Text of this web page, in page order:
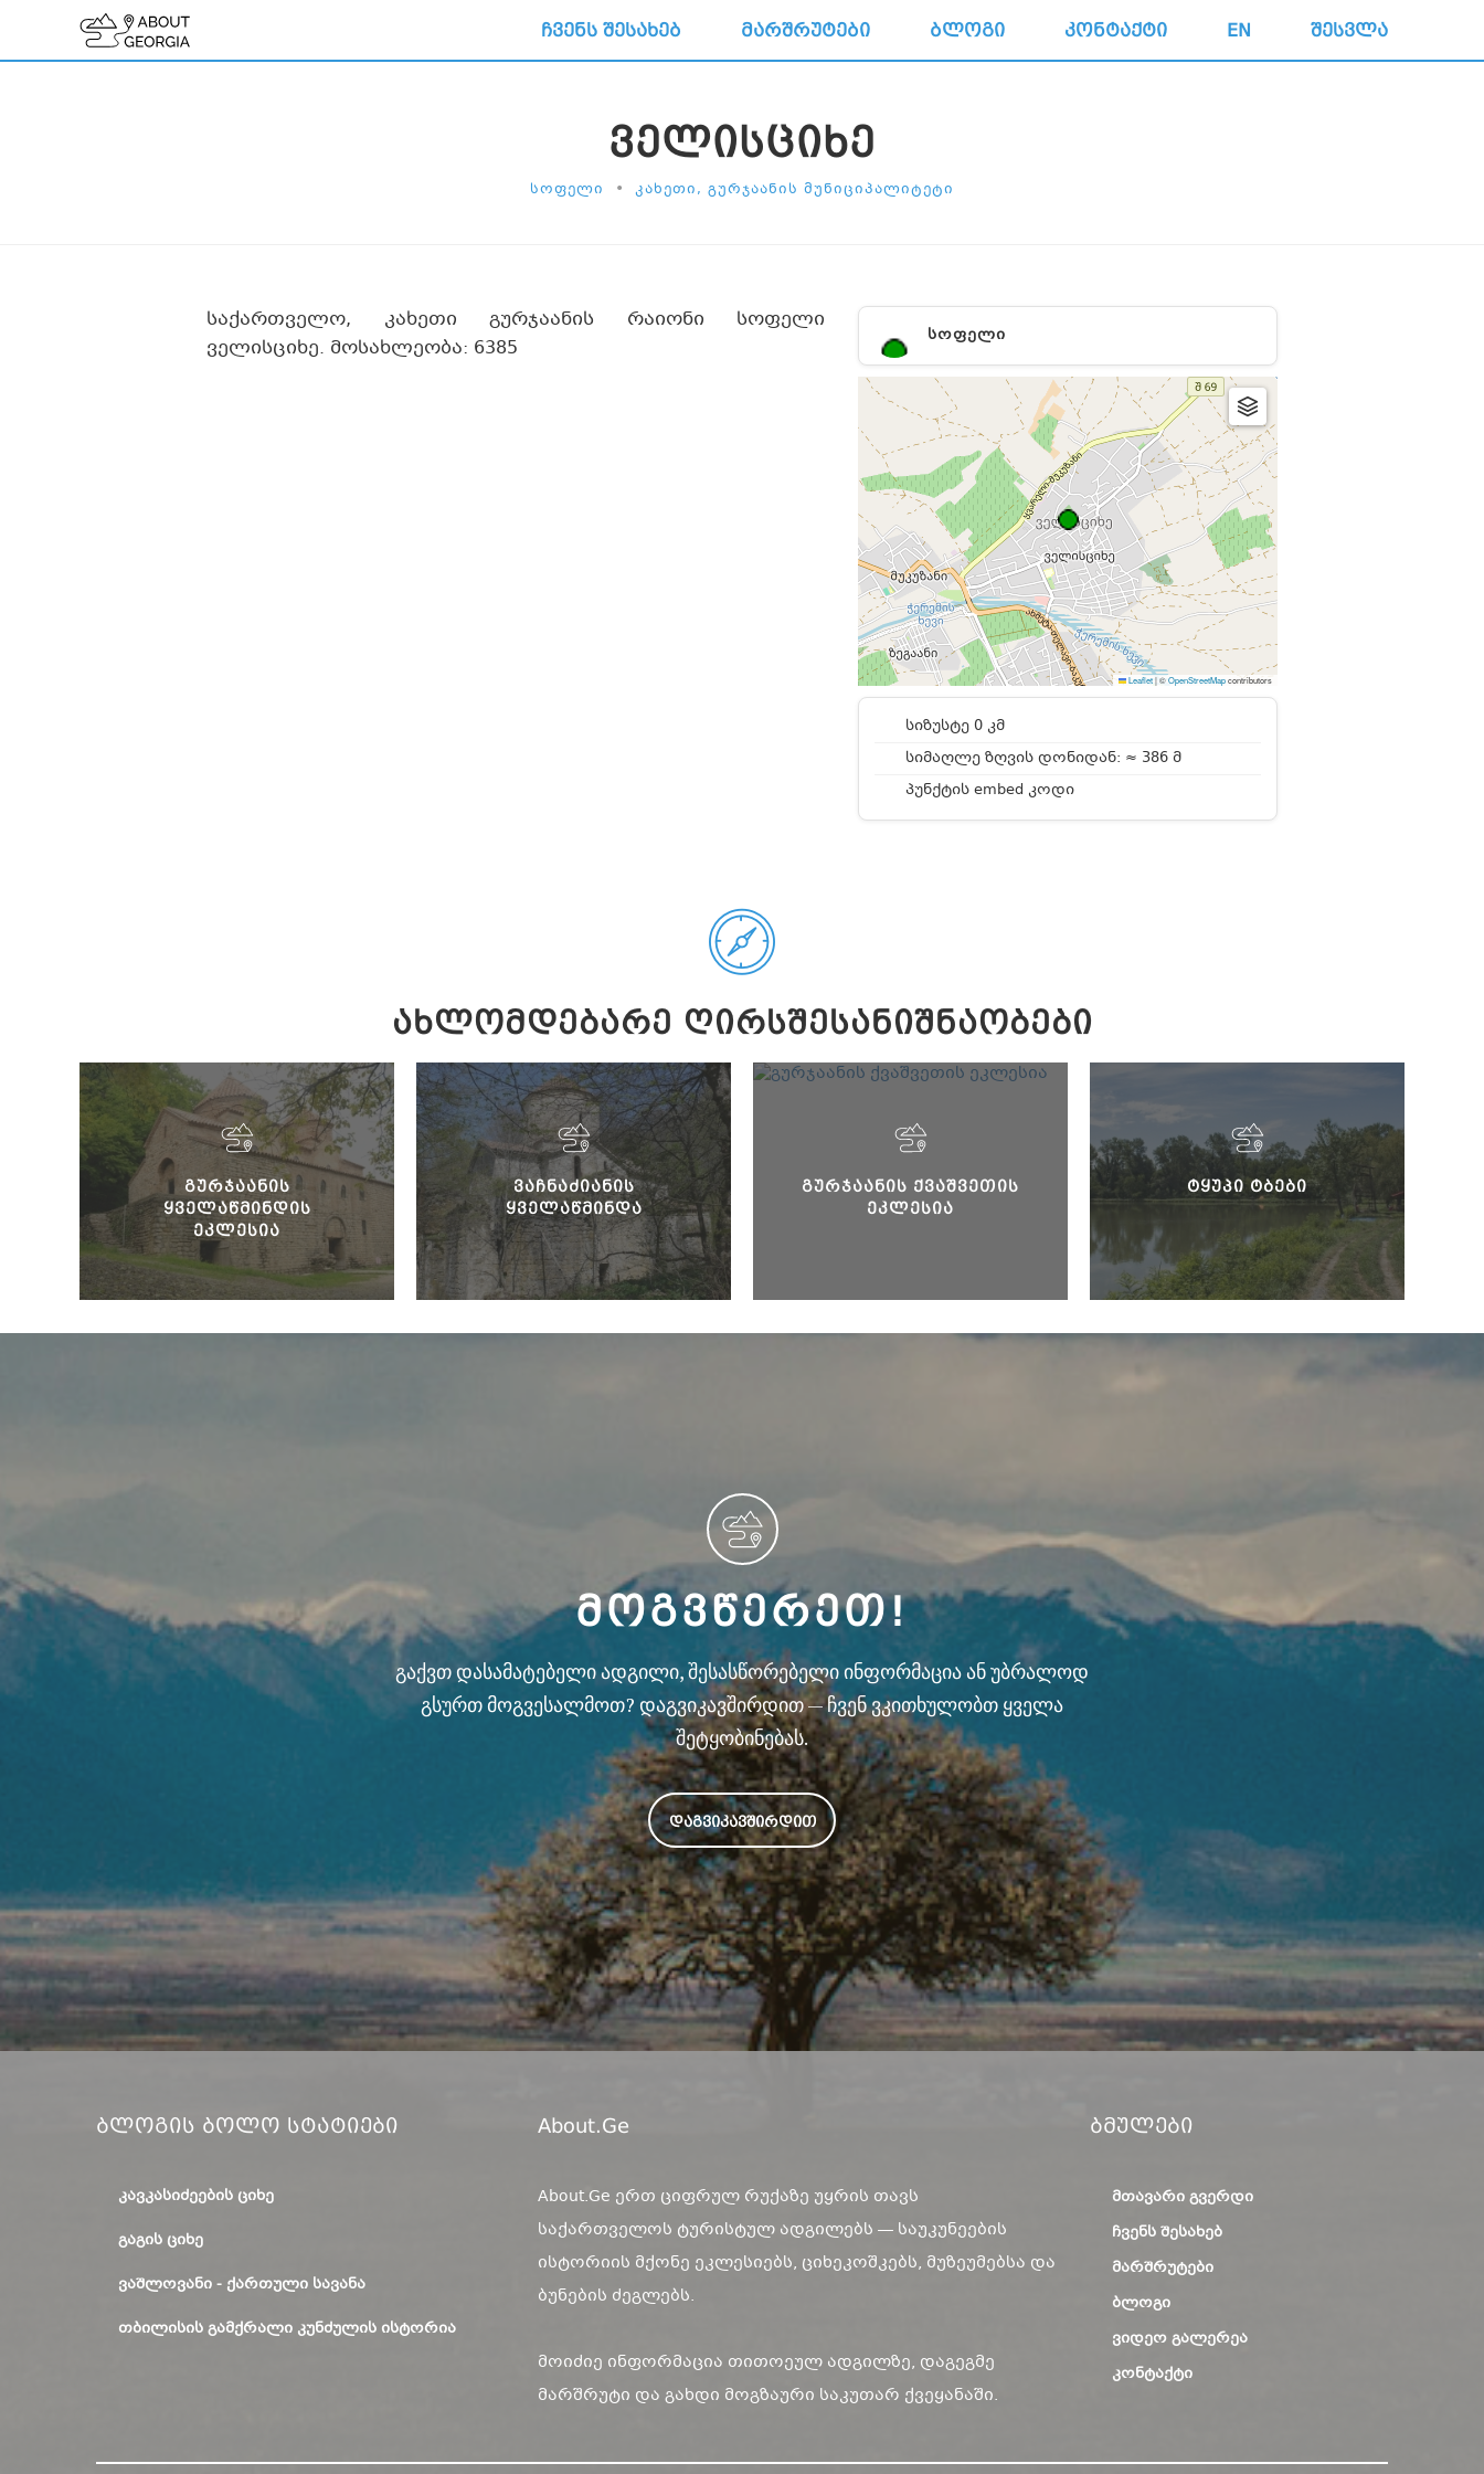
ᲩᲕᲔᲜᲡ ᲨᲔᲡᲐᲮᲔᲑ ᲛᲐᲠᲨᲠᲣᲢᲔᲑᲘ ᲑᲚᲝᲒᲘ ᲙᲝᲜᲢᲐᲥᲢᲘ EN ᲨᲔᲡᲕᲚᲐ
ᲕᲔᲚᲘᲡᲪᲘᲮᲔ
ᲡᲝᲤᲔᲚᲘ • ᲙᲐᲮᲔᲗᲘ, ᲒᲣᲠᲯᲐᲐᲜᲘᲡ ᲛᲣᲜᲘᲪᲘᲞᲐᲚᲘᲢᲔᲢᲘ
ᲡᲝᲤᲔᲚᲘ
Leaflet|©OpenStreetMapcontributors
სიზუსტე 0 კმ
სიმაღლე ზღვის დონიდან: ≈ 386 მ
პუნქტის embed კოდი
საქართველო, კახეთი გურჯაანის რაიონი სოფელი
ველისციხე. მოსახლეობა: 6385
ᲐᲮᲚᲝᲛᲓᲔᲑᲐᲠᲔ ᲦᲘᲠᲡᲨᲔᲡᲐᲜᲘᲨᲜᲐᲝᲑᲔᲑᲘ
ᲒᲣᲠᲯᲐᲐᲜᲘᲡ
ᲧᲕᲔᲚᲐᲬᲛᲘᲜᲓᲘᲡ
ᲔᲙᲚᲔᲡᲘᲐ
ᲕᲐᲩᲜᲐᲫᲘᲐᲜᲘᲡ
ᲧᲕᲔᲚᲐᲬᲛᲘᲜᲓᲐ
ᲒᲣᲠᲯᲐᲐᲜᲘᲡ ᲥᲕᲐᲨᲕᲔᲗᲘᲡ
ᲔᲙᲚᲔᲡᲘᲐ
ᲢᲧᲣᲞᲘ ᲢᲑᲔᲑᲘ
ᲛᲝᲒᲕᲬᲔᲠᲔᲗ!
გაქვთ დასამატებელი ადგილი, შესასწორებელი ინფორმაცია ან უბრალოდ
გსურთ მოგვესალმოთ? დაგვიკავშირდით — ჩვენ ვკითხულობთ ყველა
შეტყობინებას.
ᲓᲐᲒᲕᲘᲙᲐᲕᲨᲘᲠᲓᲘᲗ
Ბლოგის Ბოლო Სტატიები
ᲙᲐᲕᲙᲐᲡᲘᲫᲔᲔᲑᲘᲡ ᲪᲘᲮᲔ
ᲒᲐᲒᲘᲡ ᲪᲘᲮᲔ
ᲕᲐᲨᲚᲝᲕᲐᲜᲘ - ᲥᲐᲠᲗᲣᲚᲘ ᲡᲐᲕᲐᲜᲐ
ᲗᲑᲘᲚᲘᲡᲘᲡ ᲒᲐᲛᲥᲠᲐᲚᲘ ᲙᲣᲜᲫᲣᲚᲘᲡ ᲘᲡᲢᲝᲠᲘᲐ
About.ge
About.Ge ერთ ციფრულ რუქაზე უყრის თავს
საქართველოს ტურისტულ ადგილებს — საუკუნეების
ისტორიის მქონე ეკლესიებს, ციხეკოშკებს, მუზეუმებსა და
ბუნების ძეგლებს.
მოიძიე ინფორმაცია თითოეულ ადგილზე, დაგეგმე
მარშრუტი და გახდი მოგზაური საკუთარ ქვეყანაში.
Ბმულები
ᲛᲗᲐᲕᲐᲠᲘ ᲒᲕᲔᲠᲓᲘ
ᲩᲕᲔᲜᲡ ᲨᲔᲡᲐᲮᲔᲑ
ᲛᲐᲠᲨᲠᲣᲢᲔᲑᲘ
ᲑᲚᲝᲒᲘ
ᲕᲘᲓᲔᲝ ᲒᲐᲚᲔᲠᲔᲐ
ᲙᲝᲜᲢᲐᲥᲢᲘ